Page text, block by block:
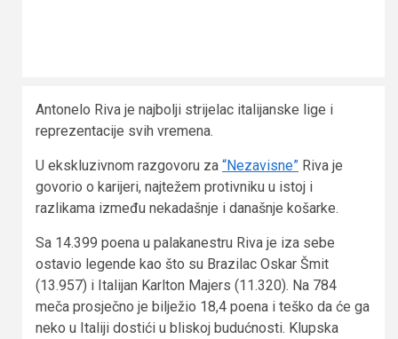
Antonelo Riva je najbolji strijelac italijanske lige i
reprezentacije svih vremena.
U ekskluzivnom razgovoru za “Nezavisne” Riva je
govorio o karijeri, najtežem protivniku u istoj i
razlikama između nekadašnje i današnje košarke.
Sa 14.399 poena u palakanestru Riva je iza sebe
ostavio legende kao što su Brazilac Oskar Šmit
(13.957) i Italijan Karlton Majers (11.320). Na 784
meča prosječno je bilježio 18,4 poena i teško da će ga
neko u Italiji dostići u bliskoj budućnosti. Klupska